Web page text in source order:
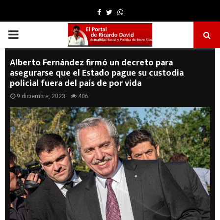
Facebook
TwitterWhatsapp
PRIMARY
MENU
Alberto Fernández firmó un decreto para
asegurarse que el Estado pague su custodia
policial fuera del país de por vida
9 diciembre, 2023 406